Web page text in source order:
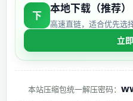
下
本地下载（推荐）
高速直链，适合优先选
立
本站压缩包统一解压密码：